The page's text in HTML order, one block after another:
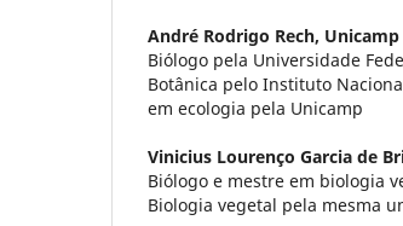
André Rodrigo Rech, Unicamp
Biólogo pela Universidade
Botânica pelo Instituto
em ecologia pela Unicamp
Vinicius Lourenço Garcia de
Biólogo e mestre em biologia
Biologia vegetal pela mesma